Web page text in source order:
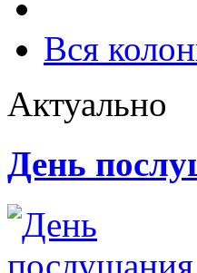
Вся
Актуально
День